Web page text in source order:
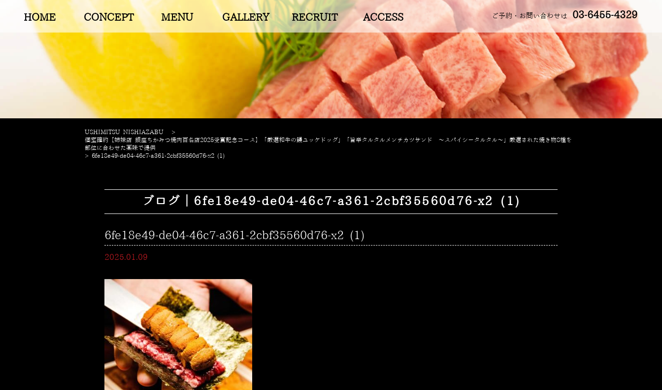
HOME CONCEPT MENU GALLERY RECRUIT ACCESS ご予約・お問い合わせは 03-6455-4329
USHIMITSU NISHIAZABU
>
個室確約【姉妹店 銀座ちかみつ焼肉百名店2025受賞記念コース】「厳選和牛の鰻ユッケドッグ」「旨辛タルタルメンチカツサンド ～スパイシータルタル～」厳選された焼き物8種を
部位に合わせた薬味で提供
> 6fe18e49-de04-46c7-a361-2cbf35560d76-x2 (1)
ブログ｜6fe18e49-de04-46c7-a361-2cbf35560d76-x2 (1)
6fe18e49-de04-46c7-a361-2cbf35560d76-x2 (1)
2025.01.09